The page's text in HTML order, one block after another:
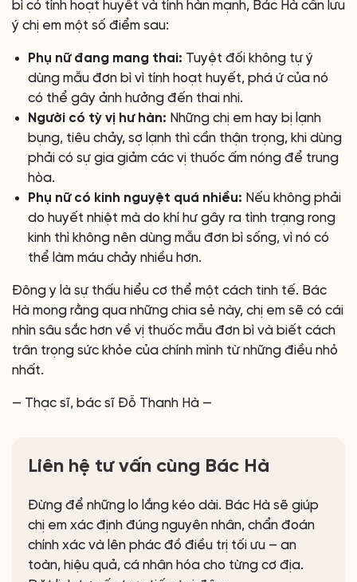
bì có tính hoạt huyết và tính hàn mạnh, Bác Hà cần lưu
ý chị em một số điểm sau:
Phụ nữ đang mang thai: Tuyệt đối không tự ý
dùng mẫu đơn bì vì tính hoạt huyết, phá ứ của nó
có thể gây ảnh hưởng đến thai nhi.
Người có tỳ vị hư hàn: Những chị em hay bị lạnh
bụng, tiêu chảy, sợ lạnh thì cần thận trọng, khi dùng
phải có sự gia giảm các vị thuốc ấm nóng để trung
hòa.
Phụ nữ có kinh nguyệt quá nhiều: Nếu không phải
do huyết nhiệt mà do khí hư gây ra tình trạng rong
kinh thì không nên dùng mẫu đơn bì sống, vì nó có
thể làm máu chảy nhiều hơn.
Đông y là sự thấu hiểu cơ thể một cách tinh tế. Bác
Hà mong rằng qua những chia sẻ này, chị em sẽ có cái
nhìn sâu sắc hơn về vị thuốc mẫu đơn bì và biết cách
trân trọng sức khỏe của chính mình từ những điều nhỏ
nhất.
— Thạc sĩ, bác sĩ Đỗ Thanh Hà —
Liên hệ tư vấn cùng Bác Hà
Đừng để những lo lắng kéo dài. Bác Hà sẽ giúp
chị em xác định đúng nguyên nhân, chẩn đoán
chính xác và lên phác đồ điều trị tối ưu – an
toàn, hiệu quả, cá nhân hóa cho từng cơ địa.